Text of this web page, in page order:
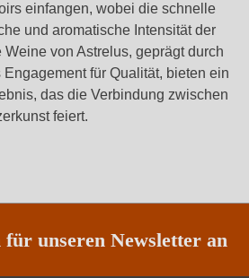
einfangen, wobei die schnelle
und aromatische Intensität der
von Astrelus, geprägt durch
für Qualität, bieten ein
das die Verbindung zwischen
feiert.
für unseren Newsletter an